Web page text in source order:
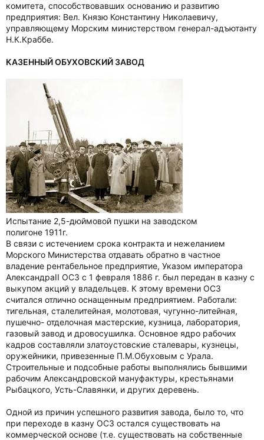
комитета, способствовавших основанию и развитию
предприятия: Вел. Князю Константину Николаевичу,
управляющему Морским министерством генерал-адъютанту
Н.К.Краббе.
КАЗЕННЫЙ ОБУХОВСКИЙ ЗАВОД
Испытание 2,5-дюймовой пушки на заводском
полигоне 1911г.
В связи с истечением срока контракта и нежеланием
Морского Министерства отдавать обратно в частное
владение рентабельное предприятие, Указом императора
АлександраII ОСЗ с 1 февраля 1886 г. был передан в казну с
выкупом акций у владельцев. К этому времени ОСЗ
считался отлично оснащенным предприятием. Работали:
тигельная, сталелитейная, молотовая, чугунно-литейная,
пушечно- отделочная мастерские, кузница, лаборатория,
газовый завод и дровосушилка. Основное ядро рабочих
кадров составляли златоустовские сталевары, кузнецы,
оружейники, привезенные П.М.Обуховым с Урала.
Строительные и подсобные работы выполнялись бывшими
рабочим Александровской мануфактуры, крестьянами
Рыбацкого, Усть-Славянки, и других деревень.
Одной из причин успешного развития завода, было то, что
при переходе в казну ОСЗ остался существовать на
коммерческой основе (т.е. существовать на собственные